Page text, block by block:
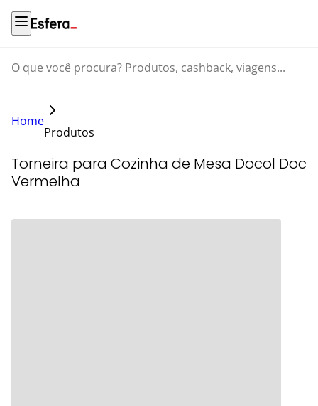
O que você procura? Produtos, cashback, viagens...
Home
Produtos
Torneira para Cozinha de Mesa Docol Doc
Vermelha